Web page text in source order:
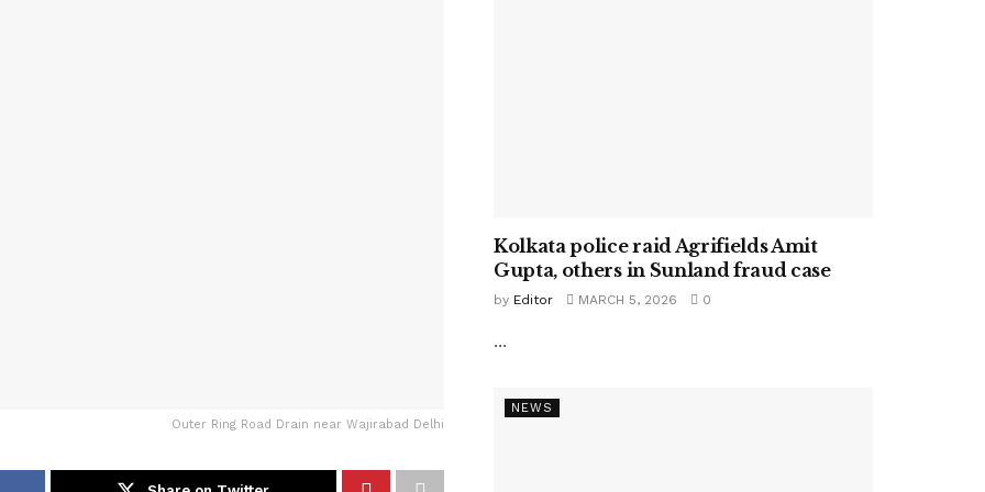
Outer Ring Road Drain near Wajirabad Delhi
Kolkata police raid Agrifields Amit
Gupta, others in Sunland fraud case
by Editor MARCH 5, 2026 0
...
NEWS